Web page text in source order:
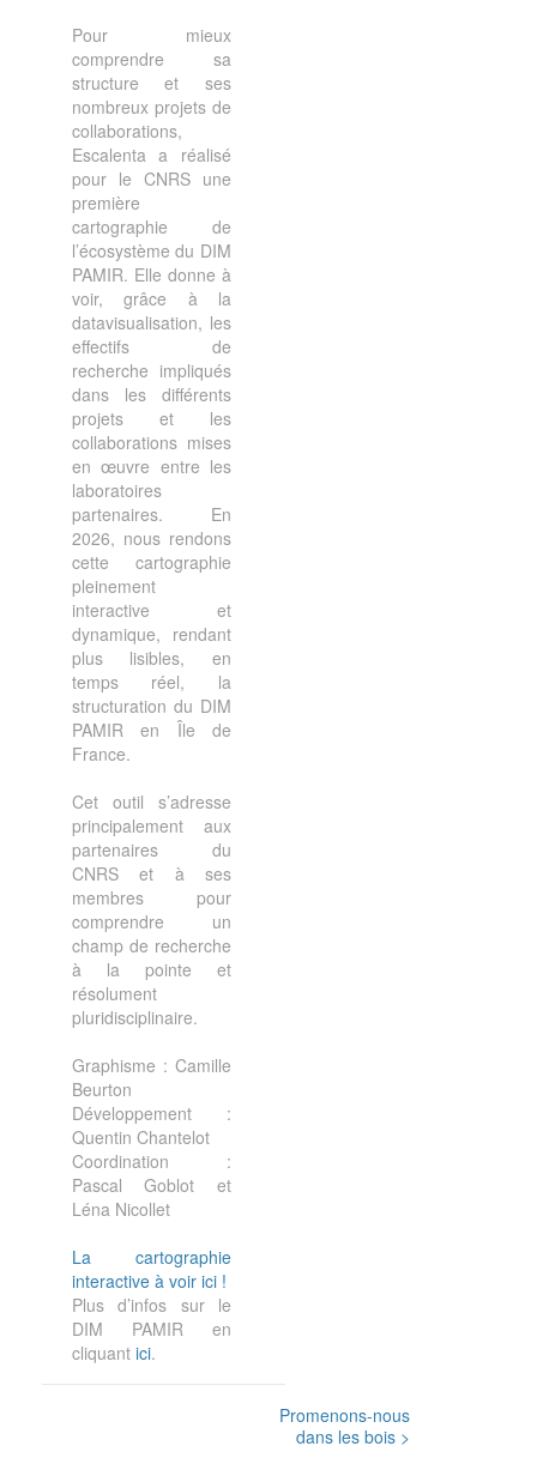
Pour mieux
comprendre sa
structure et ses
nombreux projets de
collaborations,
Escalenta a réalisé
pour le CNRS une
première
cartographie de
l’écosystème du DIM
PAMIR. Elle donne à
voir, grâce à la
datavisualisation, les
effectifs de
recherche impliqués
dans les différents
projets et les
collaborations mises
en œuvre entre les
laboratoires
partenaires. En
2026, nous rendons
cette cartographie
pleinement
interactive et
dynamique, rendant
plus lisibles, en
temps réel, la
structuration du DIM
PAMIR en Île de
France.
Cet outil s’adresse
principalement aux
partenaires du
CNRS et à ses
membres pour
comprendre un
champ de recherche
à la pointe et
résolument
pluridisciplinaire.
Graphisme : Camille
Beurton
Développement :
Quentin Chantelot
Coordination :
Pascal Goblot et
Léna Nicollet
La cartographie
interactive à voir ici !
Plus d’infos sur le
DIM PAMIR en
cliquant ici.
Promenons-nous
dans les bois >